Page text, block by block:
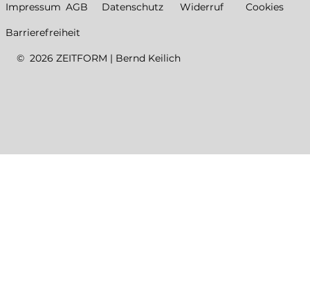
Impressum AGB Datenschutz Widerruf Cookies
Barrierefreiheit
© 2026 ZEITFORM | Bernd Keilich